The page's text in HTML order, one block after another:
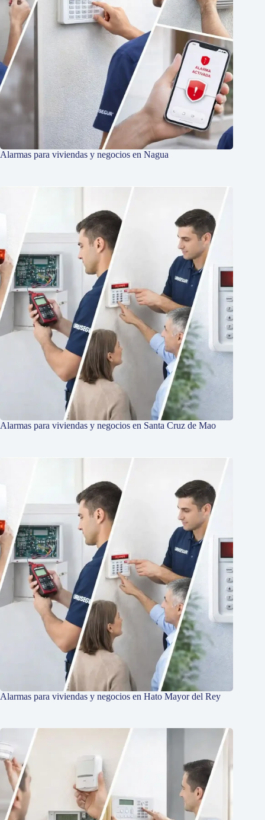
Alarmas para viviendas y negocios en Nagua
Alarmas para viviendas y negocios en Santa Cruz de Mao
Alarmas para viviendas y negocios en Hato Mayor del Rey